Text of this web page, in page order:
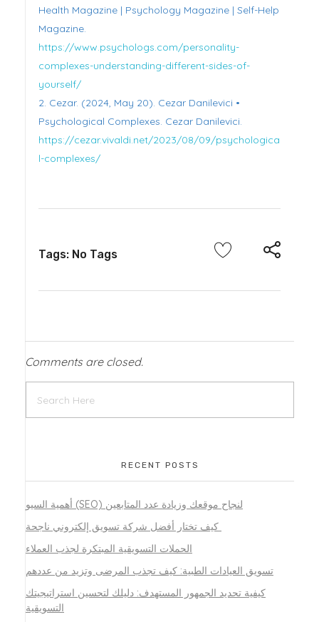
Health Magazine | Psychology Magazine | Self-Help
Magazine.
https://www.psychologs.com/personality-
complexes-understanding-different-sides-of-
yourself/
Cezar. (2024, May 20). Cezar Danilevici •
Psychological Complexes. Cezar Danilevici.
https://cezar.vivaldi.net/2023/08/09/psychologica
l-complexes/
Tags: No Tags
Comments are closed.
RECENT POSTS
أهمية السيو (SEO) لنجاح موقعك وزيادة عدد المتابعين
الحملات التسويقية المبتكرة لجذب العملاء
تسويق العيادات الطبية: كيف تجذب المرضى وتزيد من عددهم
كيفية تحديد الجمهور المستهدف: دليلك لتحسين استراتيجيتك
التسويقية